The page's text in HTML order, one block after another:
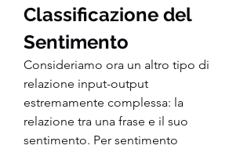
Classificazione del
Sentimento
Consideriamo ora un altro tipo di
relazione input-output
estremamente complessa: la
relazione tra una frase e il suo
sentimento. Per sentimento